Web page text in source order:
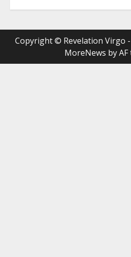
Copyright © Revelation Virgo
MoreNews by